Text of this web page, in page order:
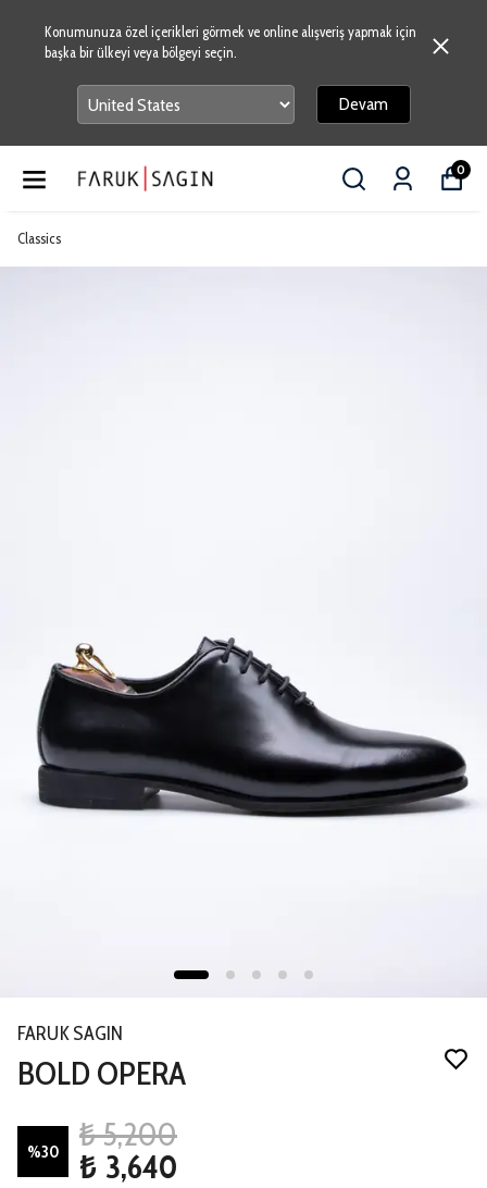
Konumunuza özel içerikleri görmek ve online alışveriş yapmak için
başka bir ülkeyi veya bölgeyi seçin.
Devam
0
Classics
FARUK SAGIN
BOLD OPERA
%30
₺ 5,200
₺ 3,640